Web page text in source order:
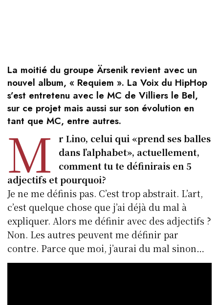
La moitié du groupe Ärsenik revient avec un
nouvel album, « Requiem ». La Voix du HipHop
s’est entretenu avec le MC de Villiers le Bel,
sur ce projet mais aussi sur son évolution en
tant que MC, entre autres.
M
r Lino, celui qui «prend ses balles
dans l’alphabet», actuellement,
comment tu te définirais en 5
adjectifs et pourquoi?
Je ne me définis pas. C’est trop abstrait. L’art,
c’est quelque chose que j’ai déjà du mal à
expliquer. Alors me définir avec des adjectifs ?
Non. Les autres peuvent me définir par
contre. Parce que moi, j’aurai du mal sinon…